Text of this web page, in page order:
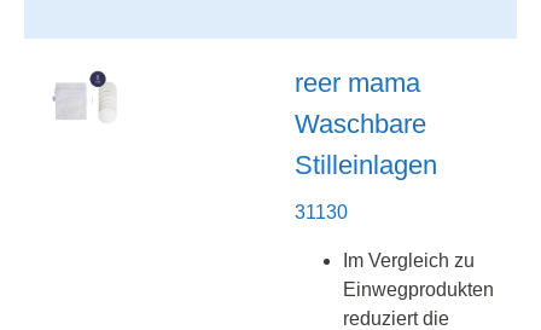
reer mama
Waschbare
Stilleinlagen
31130
Im Vergleich zu
Einwegprodukten
reduziert die